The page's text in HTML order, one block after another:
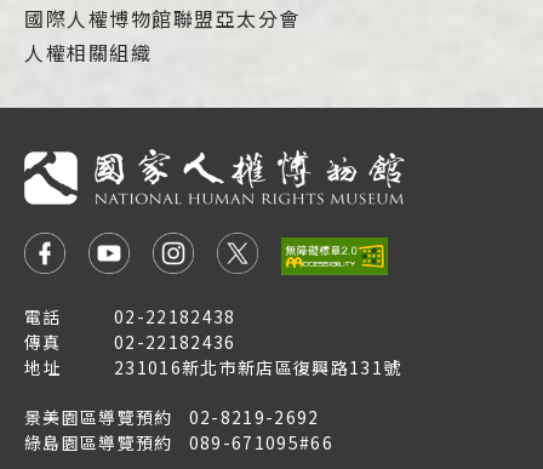
國際人權博物館聯盟亞太分會
人權相關組織
電話
02-22182438
傳真
02-22182436
地址
231016新北市新店區復興路131號
景美園區導覽預約
02-8219-2692
綠島園區導覽預約
089-671095#66